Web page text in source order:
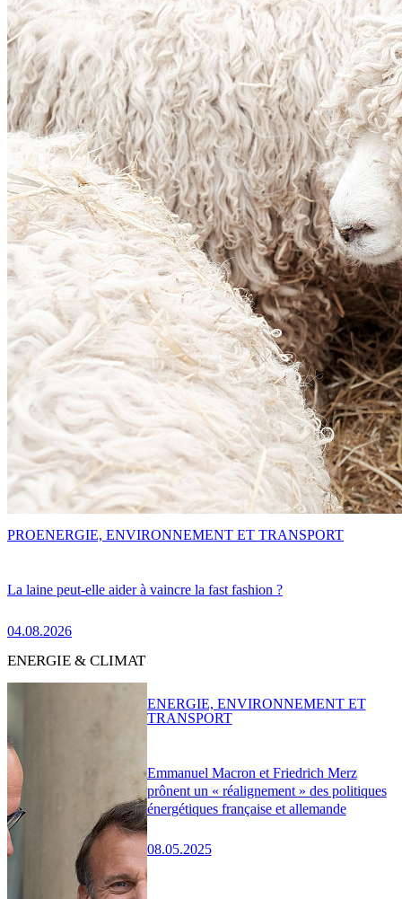
La laine peut-elle aider à vaincre la fast fashion ?
04.08.2026
PROENERGIE, ENVIRONNEMENT ET TRANSPORT
ENERGIE & CLIMAT
Emmanuel Macron et Friedrich Merz
prônent un « réalignement » des politiques
énergétiques française et allemande
08.05.2025
ENERGIE, ENVIRONNEMENT ET
TRANSPORT